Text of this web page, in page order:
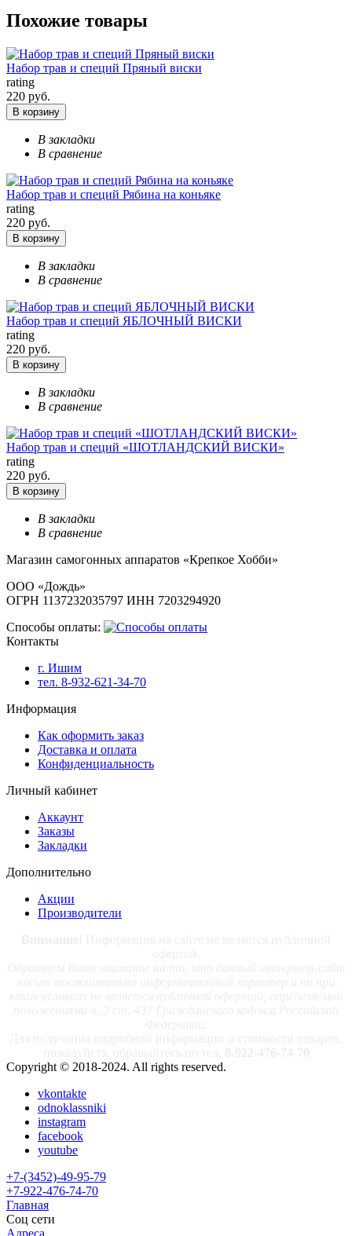
Похожие товары
Набор трав и специй Пряный виски
rating
220 руб.
В корзину
В закладки
В сравнение
Набор трав и специй Рябина на коньяке
rating
220 руб.
В корзину
В закладки
В сравнение
Набор трав и специй ЯБЛОЧНЫЙ ВИСКИ
rating
220 руб.
В корзину
В закладки
В сравнение
Набор трав и специй «ШОТЛАНДСКИЙ ВИСКИ»
rating
220 руб.
В корзину
В закладки
В сравнение
Магазин самогонных аппаратов «Крепкое Хобби»
ООО «Дождь»
ОГРН 1137232035797 ИНН 7203294920
Способы оплаты:
Контакты
г. Ишим
тел. 8-932-621-34-70
Информация
Как оформить заказ
Доставка и оплата
Конфиденциальность
Личный кабинет
Аккаунт
Заказы
Закладки
Дополнительно
Акции
Производители
Copyright © 2018-2024. All rights reserved.
vkontakte
odnoklassniki
instagram
facebook
youtube
+7-(3452)-49-95-79
+7-922-476-74-70
Главная
Соц сети